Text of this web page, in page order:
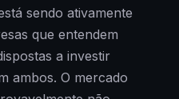
sendo ativamente
que entendem
a investir
ambos. O mercado